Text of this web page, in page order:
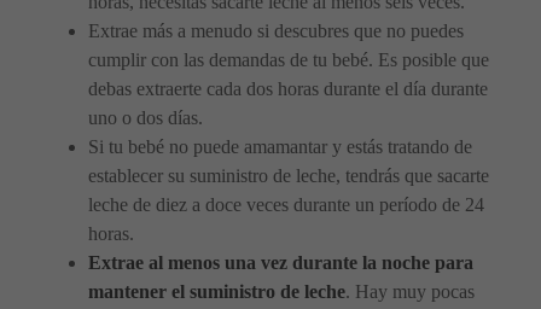
Extrae más a menudo si descubres que no puedes
cumplir con las demandas de tu bebé. Es posible que
debas extraerte cada dos horas durante el día durante
uno o dos días.
Si tu bebé no puede amamantar y estás tratando de
establecer su suministro de leche, tendrás que sacarte
leche de diez a doce veces durante un período de 24
horas.
Extrae al menos una vez durante la noche para
mantener el suministro de leche. Hay muy pocas